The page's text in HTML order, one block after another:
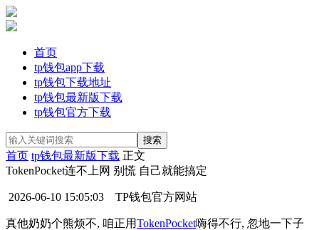
首页
tp钱包app下载
tp钱包下载地址
tp钱包最新版下载
tp钱包官方下载
首页 tp钱包最新版下载 正文
TokenPocket连不上网 别慌 自己就能搞定
2026-06-10 15:05:03 TP钱包官方网站
真他奶奶个熊烦不, 咱正用TokenPocket嗨得不行, 忽地一下子